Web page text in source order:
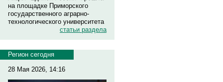
на площадке Приморского
государственного аграрно-
технологического университета
статьи раздела
Регион сегодня
28 Мая 2026, 14:16